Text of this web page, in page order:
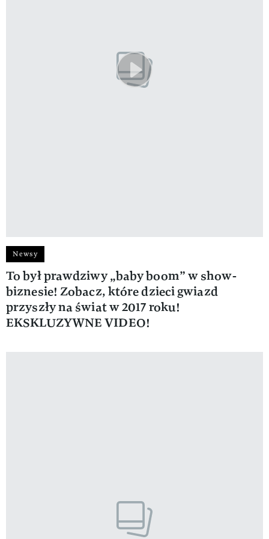
Newsy
To był prawdziwy „baby boom” w show-
biznesie! Zobacz, które dzieci gwiazd
przyszły na świat w 2017 roku!
EKSKLUZYWNE VIDEO!